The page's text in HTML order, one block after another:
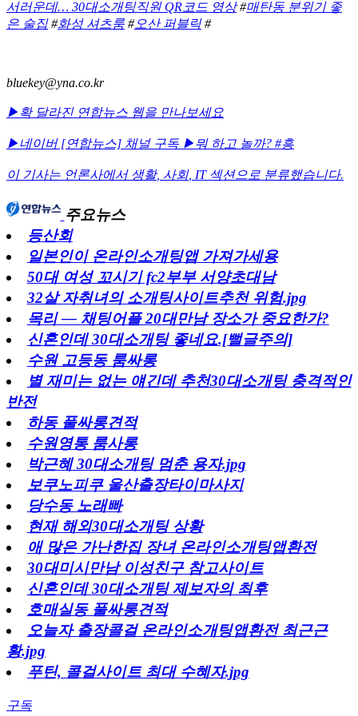
서러운데… 30대소개팅직원 QR코드 영상#매탄동 분위기 좋
은 술집#화성 셔츠룸 #오산 퍼블릭#
bluekey@yna.co.kr
▶확 달라진 연합뉴스 웹을 만나보세요
▶네이버 [연합뉴스] 채널 구독 ▶뭐 하고 놀까? #흥
이 기사는 언론사에서 생활, 사회, IT섹션으로 분류했습니다.
주요뉴스
등산회
일본인이 온라인소개팅앱 가져가세용
50대 여성 꼬시기 fc2부부 서양초대남
32살 자취녀의 소개팅사이트추천 위험.jpg
목리 — 채팅어플 20대만남 장소가 중요한가?
신혼인데 30대소개팅 좋네요.[뻘글주의]
수원 고등동 룸싸롱
별 재미는 없는 얘긴데 추천30대소개팅 충격적인
반전
하동 풀싸롱견적
수원영통 룸사롱
박근혜 30대소개팅 멈춘 용자.jpg
보쿠노피쿠 울산출장타이마사지
당수동 노래빠
현재 해외30대소개팅 상황
애 많은 가난한집 장녀 온라인소개팅앱환전
30대미시만남 이성친구 참고사이트
신혼인데 30대소개팅 제보자의 최후
호매실동 풀싸롱견적
오늘자 출장콜걸 온라인소개팅앱환전 최근근
황.jpg
푸틴, 콜걸사이트 최대 수혜자.jpg
구독